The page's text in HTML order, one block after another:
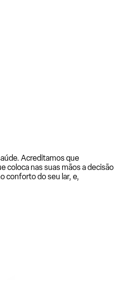
Acreditamos que
coloca nas suas mãos a decisão
conforto do seu lar, e,